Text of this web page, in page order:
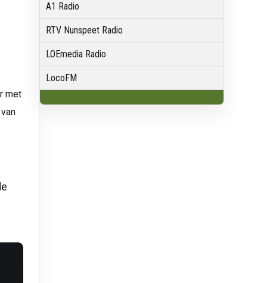
met
A1 Radio
RTV Nunspeet Radio
LOEmedia Radio
LocoFM